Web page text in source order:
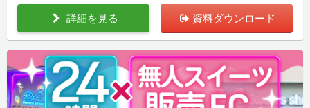
詳細を見る 資料ダウンロード